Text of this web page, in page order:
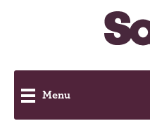
Menu